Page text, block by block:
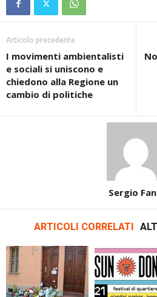
Articolo precedente
I movimenti ambientalisti
e sociali si uniscono e
chiedono alla Regione un
cambio di politiche
Sergio
ARTICOLI CORRELATI